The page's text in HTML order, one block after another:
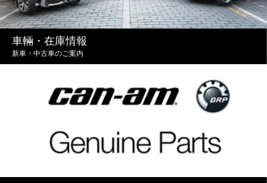
車輛・在庫情報
新車・中古車のご案内